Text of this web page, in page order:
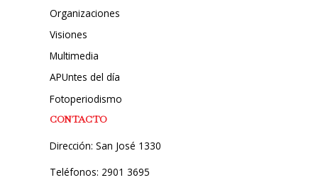
Organizaciones
Visiones
Multimedia
APUntes del día
Fotoperiodismo
CONTACTO
Dirección: San José 1330
Teléfonos: 2901 3695